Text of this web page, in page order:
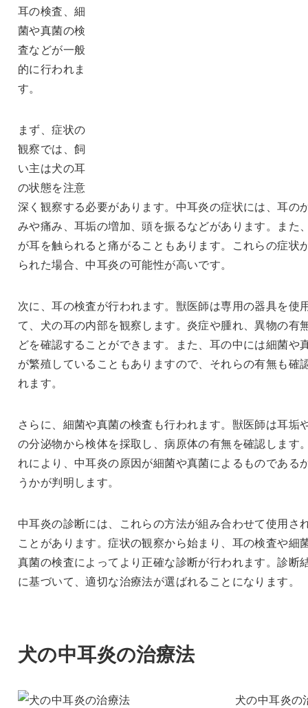
耳の検査、細
菌や真菌の検
査などが一般
的に行われま
す。
まず、症状の
観察では、飼
い主は犬の耳
の状態を注意
深く観察する必要があります。中耳炎の症状には、耳の
みや痛み、耳垢の増加、頭を振るなどがあります。また
が耳を触られると痛がることもあります。これらの症状
られた場合、中耳炎の可能性が高いです。
次に、耳の検査が行われます。獣医師は専用の器具を使
て、犬の耳の内部を観察します。炎症や腫れ、異物の有
どを確認することができます。また、耳の中には細菌や
が繁殖していることもありますので、それらの有無も確
れます。
さらに、細菌や真菌の検査も行われます。獣医師は耳垢
の分泌物から検体を採取し、病原体の有無を確認します
れにより、中耳炎の原因が細菌や真菌によるものである
うかが判明します。
中耳炎の診断には、これらの方法が組み合わせて使用さ
ことがあります。症状の観察から始まり、耳の検査や細
真菌の検査によってより正確な診断が行われます。診断
に基づいて、適切な治療法が選ばれることになります。
犬の中耳炎の治療法
犬の中耳炎の